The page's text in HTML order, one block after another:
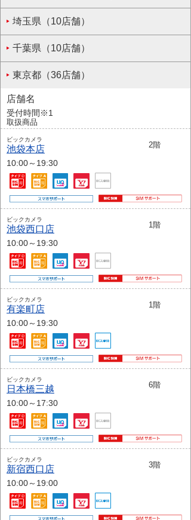
埼玉県（10店舗）
千葉県（10店舗）
東京都（36店舗）
店舗名
受付時間※1
取扱商品
ビックカメラ
池袋本店 2階
10:00～19:30
ビックカメラ
池袋西口店 1階
10:00～19:30
ビックカメラ
有楽町店 1階
10:00～19:30
ビックカメラ
日本橋三越 6階
10:00～17:30
ビックカメラ
新宿西口店 3階
10:00～19:00